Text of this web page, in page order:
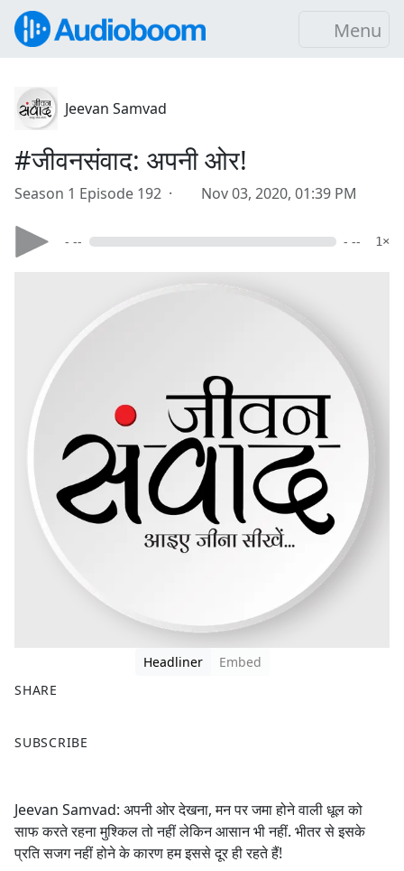
Menu
Jeevan Samvad
#जीवनसंवाद: अपनी ओर!
Season 1 Episode 192 · Nov 03, 2020, 01:39 PM
- -- - -- 1×
Headliner
Embed
SHARE
a
b
o
o
SUBSCRIBE
Jeevan Samvad: अपनी ओर देखना, मन पर जमा होने वाली धूल को
साफ करते रहना मुश्किल तो नहीं लेकिन आसान भी नहीं. भीतर से इसके
प्रति सजग नहीं होने के कारण हम इससे दूर ही रहते हैं!